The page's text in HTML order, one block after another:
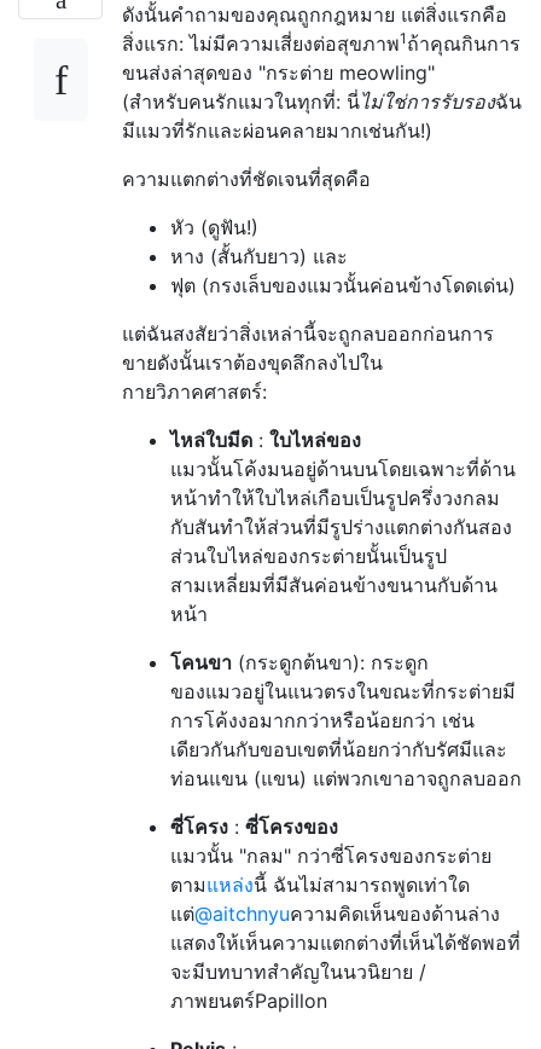
ดังนั้นคำถามของคุณถูกกฎหมาย แต่สิ่งแรกคือ
สิ่งแรก: ไม่มีความเสี่ยงต่อสุขภาพ1 ถ้าคุณกินการ
ขนส่งล่าสุดของ "กระต่าย meowling"
(สำหรับคนรักแมวในทุกที่: นี่ไม่ใช่การรับรองฉัน
มีแมวที่รักและผ่อนคลายมากเช่นกัน!)
ความแตกต่างที่ชัดเจนที่สุดคือ
หัว (ดูฟัน!)
หาง (สั้นกับยาว) และ
ฟุต (กรงเล็บของแมวนั้นค่อนข้างโดดเด่น)
แต่ฉันสงสัยว่าสิ่งเหล่านี้จะถูกลบออกก่อนการ
ขายดังนั้นเราต้องขุดลึกลงไปใน
กายวิภาคศาสตร์:
ไหล่ใบมีด : ใบไหล่ของ
แมวนั้นโค้งมนอยู่ด้านบนโดยเฉพาะที่ด้าน
หน้าทำให้ใบไหล่เกือบเป็นรูปครึ่งวงกลม
กับสันทำให้ส่วนที่มีรูปร่างแตกต่างกันสอง
ส่วนใบไหล่ของกระต่ายนั้นเป็นรูป
สามเหลี่ยมที่มีสันค่อนข้างขนานกับด้าน
หน้า
โคนขา (กระดูกต้นขา): กระดูก
ของแมวอยู่ในแนวตรงในขณะที่กระต่ายมี
การโค้งงอมากกว่าหรือน้อยกว่า เช่น
เดียวกันกับขอบเขตที่น้อยกว่ากับรัศมีและ
ท่อนแขน (แขน) แต่พวกเขาอาจถูกลบออก
ซี่โครง : ซี่โครงของ
แมวนั้น "กลม" กว่าซี่โครงของกระต่าย
ตามแหล่งนี้ ฉันไม่สามารถพูดเท่าใด
แต่@aitchnyuความคิดเห็นของด้านล่าง
แสดงให้เห็นความแตกต่างที่เห็นได้ชัดพอที่
จะมีบทบาทสำคัญในนวนิยาย /
ภาพยนตร์Papillon